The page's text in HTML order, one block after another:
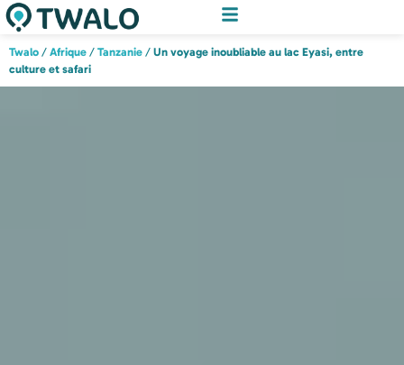
Twalo / Afrique / Tanzanie / Un voyage inoubliable au lac Eyasi, entre
culture et safari